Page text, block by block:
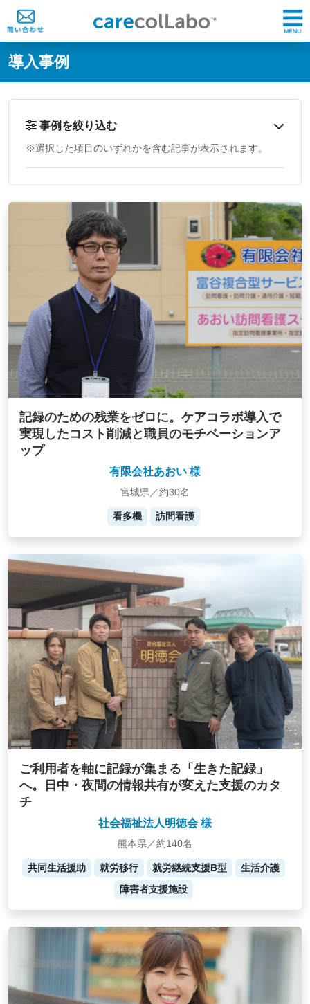
@ -0,0 +1,60 @@
導入事例
事例を絞り込む
※選択した項目のいずれかを含む記事が表示されます。
記録のための残業をゼロに。ケアコラボ導入で
実現したコスト削減と職員のモチベーションア
ップ
有限会社あおい 様
宮城県／約30名
看多機 訪問看護
ご利用者を軸に記録が集まる「生きた記録」
へ。日中・夜間の情報共有が変えた支援のカタ
チ
社会福祉法人明徳会 様
熊本県／約140名
共同生活援助 就労移行 就労継続支援B型
生活介護
障害者支援施設